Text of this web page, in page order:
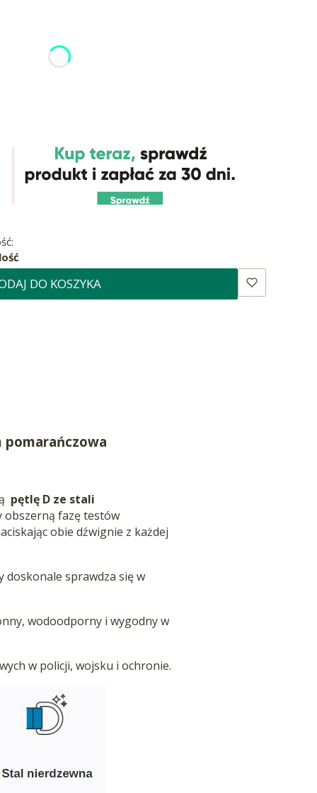
DO KOSZYKA
pomarańczowa
pętlę D ze stali
obszerną fazę testów
obie dźwignie z każdej
sprawdza się w
wodoodporny i wygodny w
w policji, wojsku i ochronie.